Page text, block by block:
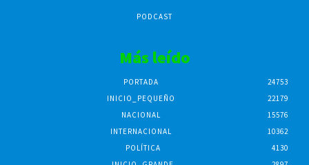
PODCAST
Más leído
PORTADA
24753
INICIO_PEQUEÑO
22179
NACIONAL
15576
INTERNACIONAL
10362
POLÍTICA
4130